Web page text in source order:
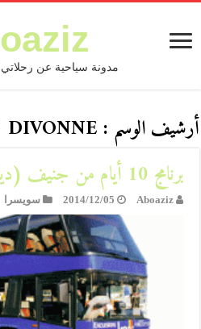
مدونة سياحية عن رحلاتي
أرشيف الوسم : DIVONNE
برنامج 10 أيام من جنيف (ديفون) وضواحيها
Aboaziz
2014/12/05 سويسرا